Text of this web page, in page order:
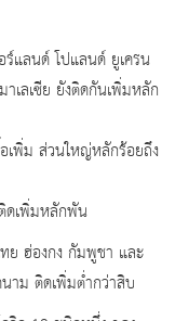
ร์แลนด์ โปแลนด์ ยูเครน
เลเซีย ยังติดกันเพิ่มหลัก
เพิ่ม ส่วนใหญ่หลักร้อยถึง
ดเพิ่มหลักพัน
ย ฮ่องกง กัมพูชา และ
าม ติดเพิ่มต่ำกว่าสิบ